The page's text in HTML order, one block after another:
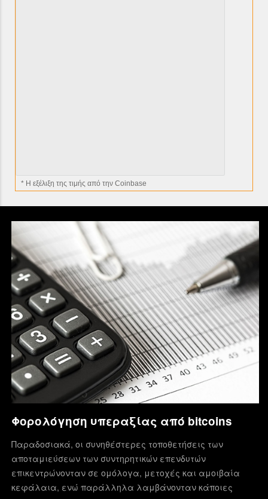
* H εξέλιξη της τιμής από την Coinbase
Φορολόγηση υπεραξίας από bitcoins
Παραδοσιακά, οι συνηθέστερες τοποθετήσεις των
αποταμιεύσεων των συντηρητικών επενδυτών
επικεντρώνονταν σε ομόλογα, μετοχές και αμοιβαία
κεφάλαια, ενώ παράλληλα λαμβάνονταν κάποιες